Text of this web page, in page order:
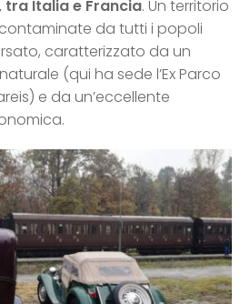
tra Italia e Francia. Un territorio
da tutti i popoli
caratterizzato da un
(qui ha sede l’Ex Parco
e da un’eccellente